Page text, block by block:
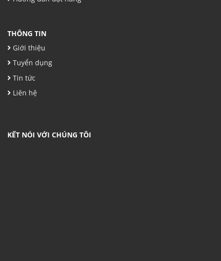
THÔNG TIN
Giới thiệu
Tuyển dụng
Tin tức
Liên hệ
KẾT NÓI VỚI CHÚNG TÔI